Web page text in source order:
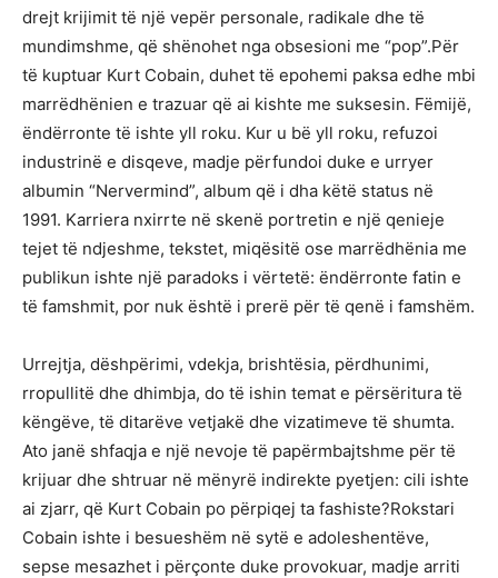
drejt krijimit të një vepër personale, radikale dhe të
mundimshme, që shënohet nga obsesioni me “pop”.Për
të kuptuar Kurt Cobain, duhet të epohemi paksa edhe mbi
marrëdhënien e trazuar që ai kishte me suksesin. Fëmijë,
ëndërronte të ishte yll roku. Kur u bë yll roku, refuzoi
industrinë e disqeve, madje përfundoi duke e urryer
albumin “Nervermind”, album që i dha këtë status në
1991. Karriera nxirrte në skenë portretin e një qenieje
tejet të ndjeshme, tekstet, miqësitë ose marrëdhënia me
publikun ishte një paradoks i vërtetë: ëndërronte fatin e
të famshmit, por nuk është i prerë për të qenë i famshëm.
Urrejtja, dëshpërimi, vdekja, brishtësia, përdhunimi,
rropullitë dhe dhimbja, do të ishin temat e përsëritura të
këngëve, të ditarëve vetjakë dhe vizatimeve të shumta.
Ato janë shfaqja e një nevoje të papërmbajtshme për të
krijuar dhe shtruar në mënyrë indirekte pyetjen: cili ishte
ai zjarr, që Kurt Cobain po përpiqej ta fashiste?Rokstari
Cobain ishte i besueshëm në sytë e adoleshentëve,
sepse mesazhet i përçonte duke provokuar, madje arriti